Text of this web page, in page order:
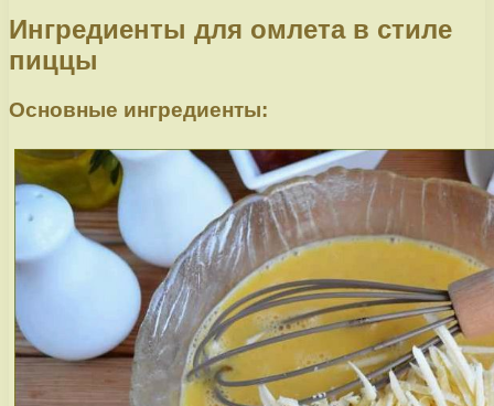
Ингредиенты для омлета в стиле
пиццы
Основные ингредиенты: